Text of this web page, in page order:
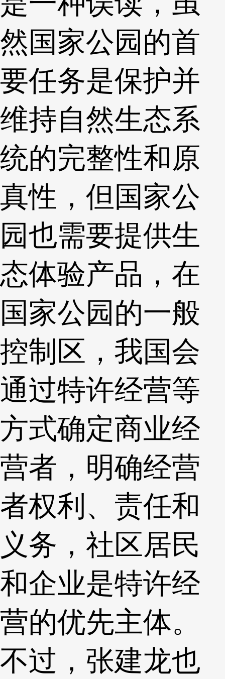
然国家公园的首
要任务是保护并
维持自然生态系
统的完整性和原
真性，但国家公
园也需要提供生
态体验产品，在
国家公园的一般
控制区，我国会
通过特许经营等
方式确定商业经
营者，明确经营
者权利、责任和
义务，社区居民
和企业是特许经
营的优先主体。
不过，张建龙也